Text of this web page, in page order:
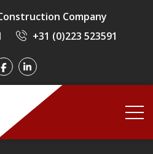
Company
+31 (0)223 523591